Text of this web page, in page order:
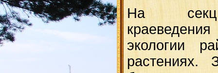
На
экологии
растениях.